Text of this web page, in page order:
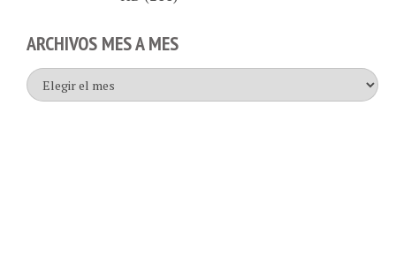
ARCHIVOS MES A MES
Archivos
mes